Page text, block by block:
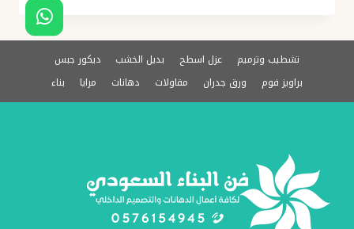
الدمام
ت:
0576154945
دهان
صبغ
ابواب
حديد
تشطيب وترميم عزل اسطح بديل الخشب
ديكور جبس
براويز فوم
ورق جدران مقاولات دهانات مرايا بناء